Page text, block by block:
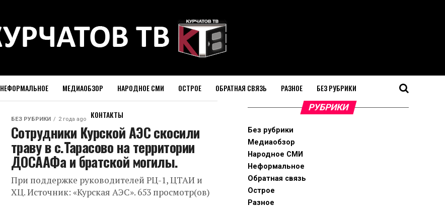
НЕФОРМАЛЬНОЕ МЕДИАОБЗОР НАРОДНОЕ СМИ ОСТРОЕ ОБРАТНАЯ СВЯЗЬ РАЗНОЕ БЕЗ РУБРИКИ
КОНТАКТЫ
БЕЗ РУБРИКИ 2 года ago
Сотрудники Курской АЭС скосили
траву в с.Тарасово на территории
ДОСААФа и братской могилы.
При поддержке руководителей РЦ-1, ЦТАИ и
ХЦ. Источник: «Курская АЭС». 653 просмотр(ов)
РУБРИКИ
Без рубрики
Медиаобзор
Народное СМИ
Неформальное
Обратная связь
Острое
Разное